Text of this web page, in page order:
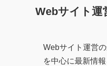
Webサイト運
Webサイト運営
を中心に最新情報